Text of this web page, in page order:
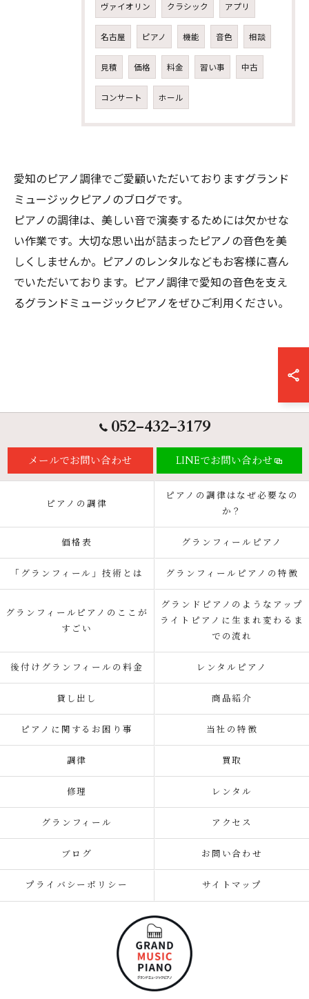
ヴァイオリン クラシック アプリ
名古屋 ピアノ 機能 音色 相談
見積 価格 料金 習い事 中古
コンサート ホール
愛知のピアノ調律でご愛顧いただいておりますグランド
ミュージックピアノのブログです。
ピアノの調律は、美しい音で演奏するためには欠かせな
い作業です。大切な思い出が詰まったピアノの音色を美
しくしませんか。ピアノのレンタルなどもお客様に喜ん
でいただいております。ピアノ調律で愛知の音色を支え
るグランドミュージックピアノをぜひご利用ください。
052-432-3179
メールでお問い合わせ LINEでお問い合わせ
ピアノの調律
ピアノの調律はなぜ必要なの
か？
価格表 グランフィールピアノ
「グランフィール」技術とは グランフィールピアノの特徴
グランフィールピアノのここが
すごい
グランドピアノのようなアップ
ライトピアノに生まれ変わるま
での流れ
後付けグランフィールの料金 レンタルピアノ
貸し出し 商品紹介
ピアノに関するお困り事 当社の特徴
調律 買取
修理 レンタル
グランフィール アクセス
ブログ お問い合わせ
プライバシーポリシー サイトマップ